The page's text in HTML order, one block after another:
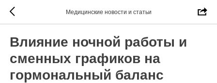
Медицинские новости и статьи
Влияние ночной работы и
сменных графиков на
гормональный баланс